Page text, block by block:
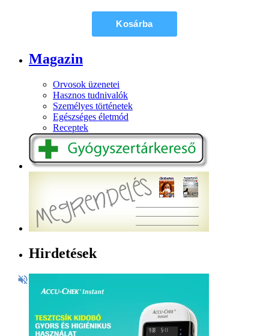
Magazin
Orvosok üzenetei
Hasznos tudnivalók
Személyes történetek
Egészséges életmód
Receptek
Hirdetések